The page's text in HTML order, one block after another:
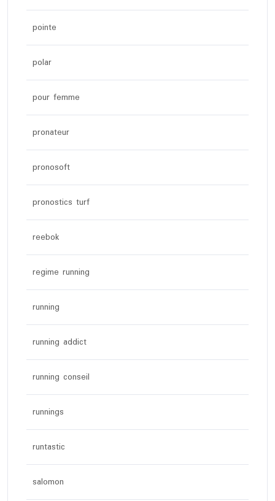
pointe
polar
pour femme
pronateur
pronosoft
pronostics turf
reebok
regime running
running
running addict
running conseil
runnings
runtastic
salomon